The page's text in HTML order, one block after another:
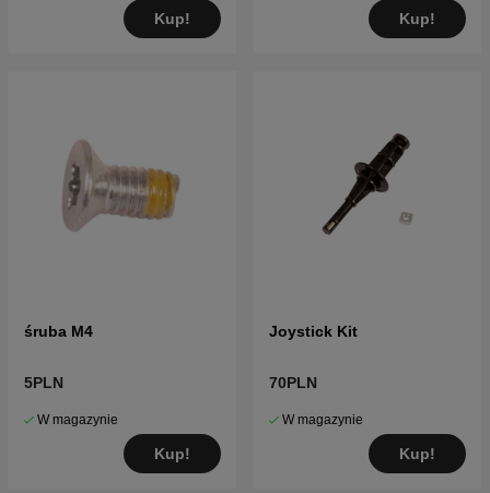
Kup! Kup!
śruba M4
5PLN
W magazynie
Kup!
Joystick Kit
70PLN
W magazynie
Kup!